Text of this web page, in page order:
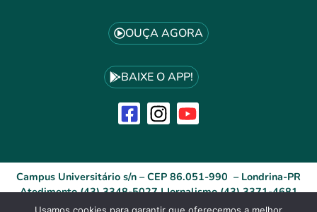
OUÇA AGORA
BAIXE O APP!
Campus Universitário s/n – CEP 86.051-990 – Londrina-PR
Atedimento (43) 3348-5027 | Jornalismo (43) 3371-4681